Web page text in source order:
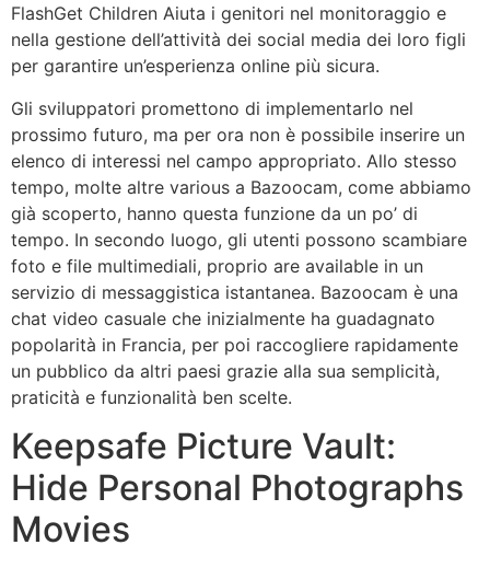
FlashGet Children Aiuta i genitori nel monitoraggio e
nella gestione dell’attività dei social media dei loro figli
per garantire un’esperienza online più sicura.
Gli sviluppatori promettono di implementarlo nel
prossimo futuro, ma per ora non è possibile inserire un
elenco di interessi nel campo appropriato. Allo stesso
tempo, molte altre various a Bazoocam, come abbiamo
già scoperto, hanno questa funzione da un po’ di
tempo. In secondo luogo, gli utenti possono scambiare
foto e file multimediali, proprio are available in un
servizio di messaggistica istantanea. Bazoocam è una
chat video casuale che inizialmente ha guadagnato
popolarità in Francia, per poi raccogliere rapidamente
un pubblico da altri paesi grazie alla sua semplicità,
praticità e funzionalità ben scelte.
Keepsafe Picture Vault:
Hide Personal Photographs
Movies